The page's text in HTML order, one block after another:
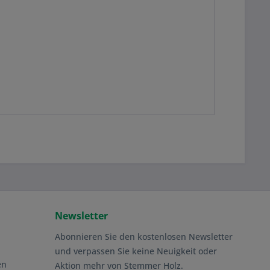
Newsletter
Abonnieren Sie den kostenlosen Newsletter
und verpassen Sie keine Neuigkeit oder
Aktion mehr von Stemmer Holz.